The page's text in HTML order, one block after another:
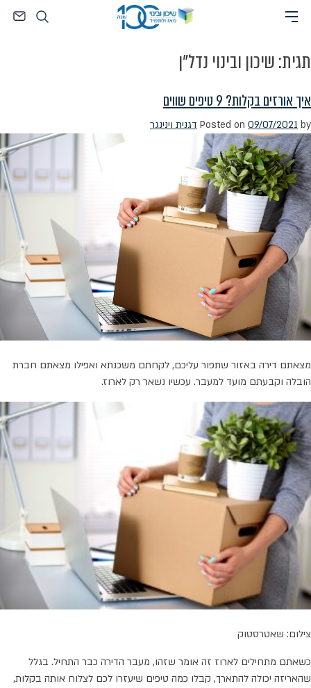
חיפוש
תגית:שיכון ובינוי נדל"ן
איך אורזים בקלות? 9 טיפים שווים
Posted on 09/07/2021 by דגנית וינינגר
מצאתם דירה באזור שתפור עליכם, לקחתם משכנתא ואפילו מצאתם חברת
הובלה וקבעתם מועד למעבר. עכשיו נשאר רק לארוז.
צילום: שאטרסטוק
כשאתם מתחילים לארוז זה אומר שזהו, מעבר הדירה כבר התחיל. בגלל
שהאריזה יכולה להתארך, קבלו כמה טיפים שיעזרו לכם לצלוח אותה בקלות,